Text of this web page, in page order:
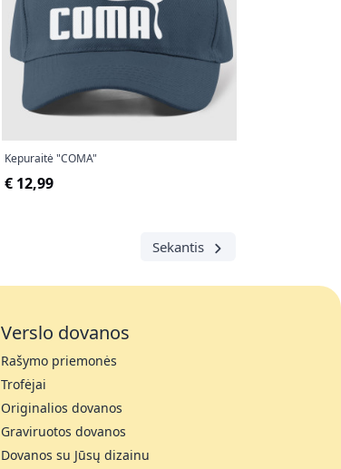
Kepuraitė "COMA"
€ 12,99
Sekantis
Verslo dovanos
Rašymo priemonės
Trofėjai
Originalios dovanos
Graviruotos dovanos
Dovanos su Jūsų dizainu